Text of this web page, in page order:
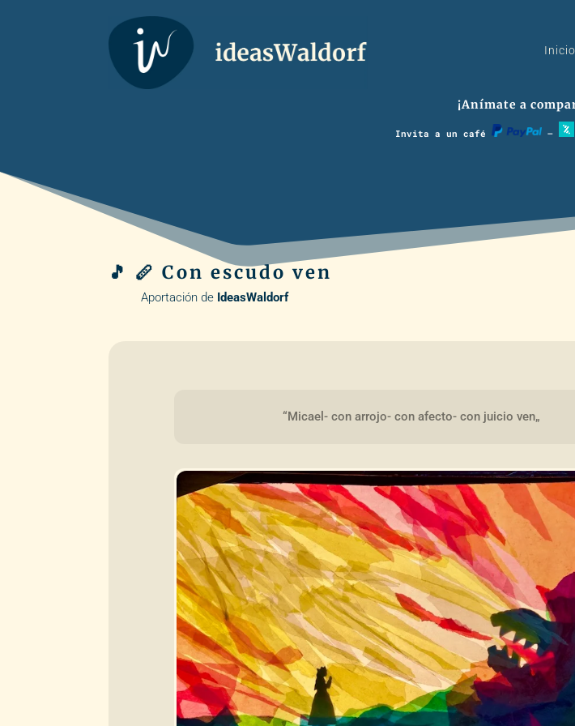
Inicio
¡Anímate a
Invita a un café –
🎵 🪈 Con escudo ven
Aportación de IdeasWaldorf
“Micael- con arrojo- con afecto- con juicio ven„